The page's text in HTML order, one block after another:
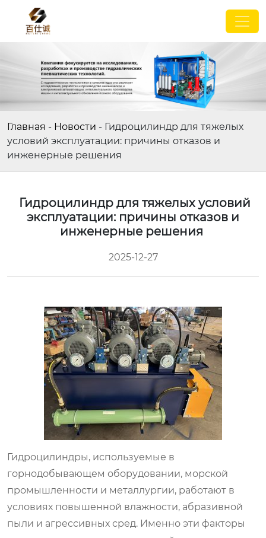
Главная - Новости - Гидроцилиндр для тяжелых
условий эксплуатации: причины отказов и
инженерные решения
Гидроцилиндр для тяжелых условий
эксплуатации: причины отказов и
инженерные решения
2025-12-27
Гидроцилиндры, используемые в
горнодобывающем оборудовании, морской
промышленности и металлургии, работают в
условиях повышенной влажности, абразивной
пыли и агрессивных сред. Именно эти факторы